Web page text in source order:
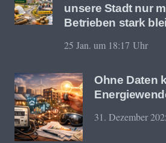
unsere Stadt nur
Betrieben stark
25 Jan. um 18:17 Uhr
Ohne Daten
31. Dezember